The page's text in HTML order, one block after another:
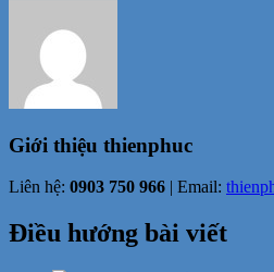
Giới thiệu thienphuc
Liên hệ: 0903 750 966 | Email:
Điều hướng bài viết